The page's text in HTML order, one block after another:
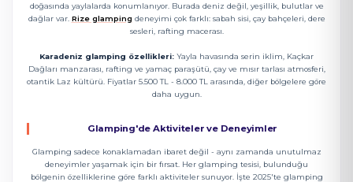
doğasında yaylalarda konumlanıyor. Burada deniz değil, yeşillik, bulutlar ve
dağlar var. Rize glamping deneyimi çok farklı: sabah sisi, çay bahçeleri, dere
sesleri, rafting macerası.
Karadeniz glamping özellikleri: Yayla havasında serin iklim, Kaçkar
Dağları manzarası, rafting ve yamaç paraşütü, çay ve mısır tarlası atmosferi,
otantik Laz kültürü. Fiyatlar 5.500 TL - 8.000 TL arasında, diğer bölgelere göre
daha uygun.
Glamping'de Aktiviteler ve Deneyimler
Glamping sadece konaklamadan ibaret değil - aynı zamanda unutulmaz
deneyimler yaşamak için bir fırsat. Her glamping tesisi, bulunduğu
bölgenin özelliklerine göre farklı aktiviteler sunuyor. İşte 2025'te glamping